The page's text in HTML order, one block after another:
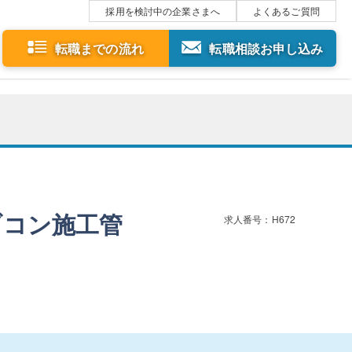
採用を検討中の企業さまへ よくあるご質問
転職までの流れ 転職相談お申し込み
ン施工管 求人番号：H672